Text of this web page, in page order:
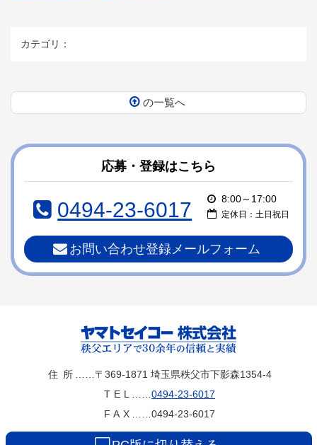
カテゴリ：
の一覧へ
テ
ン
へ
ジ
の
応募・登録はこちら
0494-23-6017 8:00～17:00
定休日：土日祝日
お問い合わせ登録メールフォーム
ヤマトセイコー
株式会社
住所……〒369-1871 埼玉県秩父市下影森1354-4
TEL……0494-23-6017
FAX……0494-23-6017